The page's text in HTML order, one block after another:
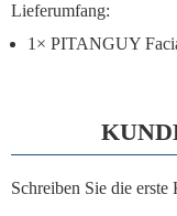
Lieferumfang:
1× PITANGUY
Schreiben Sie die erste